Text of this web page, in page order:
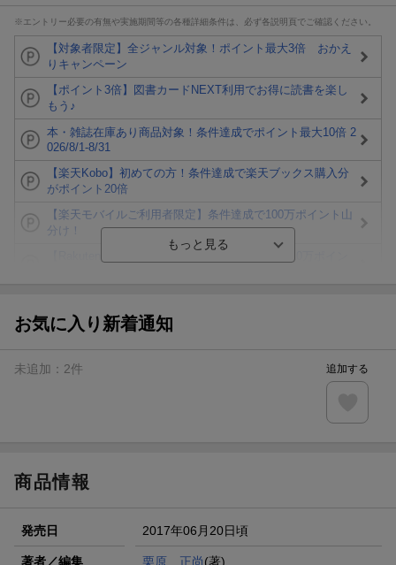
※エントリー必要の有無や実施期間等の各種詳細条件は、必ず各説明頁でご確認ください。
【対象者限定】全ジャンル対象！ポイント最大3倍 おかえ
りキャンペーン
【ポイント3倍】図書カードNEXT利用でお得に読書を楽し
もう♪
本・雑誌在庫あり商品対象！条件達成でポイント最大10倍 2
026/8/1-8/31
【楽天Kobo】初めての方！条件達成で楽天ブックス購入分
がポイント20倍
【楽天モバイルご利用者限定】条件達成で100万ポイント山
分け！
が当たる！
楽天モバイル紹介キャンペーンの拡散で300円OFFクーポン
条件達成で楽天限定・宝塚歌劇 宙組貸切公演ペアチケット
お気に入り新着通知
未追加： 2件 追加する
商品情報
発売日 2017年06月20日頃
著者／編集 栗原 正尚(著)